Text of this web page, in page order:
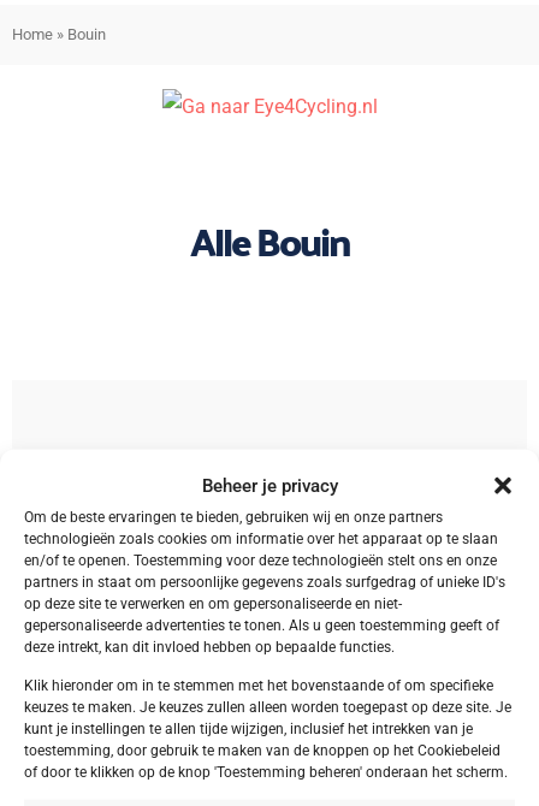
Beheer je privacy
Om de beste ervaringen te bieden, gebruiken wij en onze partners
technologieën zoals cookies om informatie over het apparaat op te slaan
en/of te openen. Toestemming voor deze technologieën stelt ons en onze
partners in staat om persoonlijke gegevens zoals surfgedrag of unieke ID's
op deze site te verwerken en om gepersonaliseerde en niet-
gepersonaliseerde advertenties te tonen. Als u geen toestemming geeft of
deze intrekt, kan dit invloed hebben op bepaalde functies.
Klik hieronder om in te stemmen met het bovenstaande of om specifieke
keuzes te maken. Je keuzes zullen alleen worden toegepast op deze site. Je
kunt je instellingen te allen tijde wijzigen, inclusief het intrekken van je
toestemming, door gebruik te maken van de knoppen op het Cookiebeleid
of door te klikken op de knop 'Toestemming beheren' onderaan het scherm.
Home » Bouin
Alle Bouin